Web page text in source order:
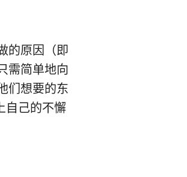
的原因（即
需简单地向
们想要的东
自己的不懈